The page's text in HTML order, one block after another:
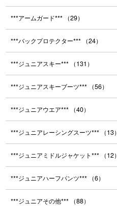
***アームガード*** （29）
***バックプロテクター*** （24）
***ジュニアスキー*** （131）
***ジュニアスキーブーツ*** （56）
***ジュニアウエア*** （40）
***ジュニアレーシングスーツ*** （13）
***ジュニアミドルジャケット*** （12）
***ジュニアハーフパンツ*** （6）
***ジュニアその他*** （88）